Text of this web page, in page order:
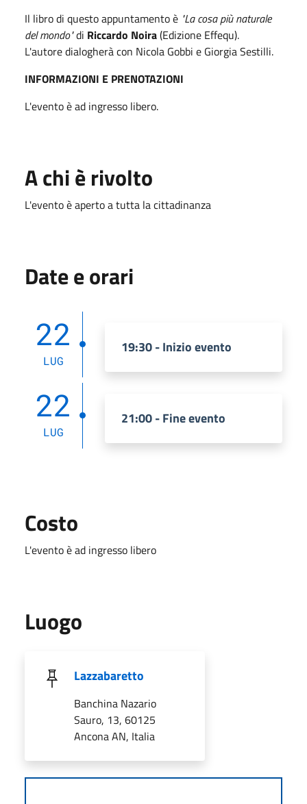
Il libro di questo appuntamento è "La cosa più naturale
del mondo"di Riccardo Noira(Edizione Effequ).
L'autore dialogherà con Nicola Gobbi e Giorgia Sestilli.
INFORMAZIONI E PRENOTAZIONI
L'evento è ad ingresso libero.
A chi è rivolto
L'evento è aperto a tutta la cittadinanza
Date e orari
22
LUG
19:30 - Inizio evento
22
LUG
21:00 - Fine evento
Costo
L'evento è ad ingresso libero
Luogo
Lazzabaretto
Banchina Nazario
Sauro, 13, 60125
Ancona AN, Italia